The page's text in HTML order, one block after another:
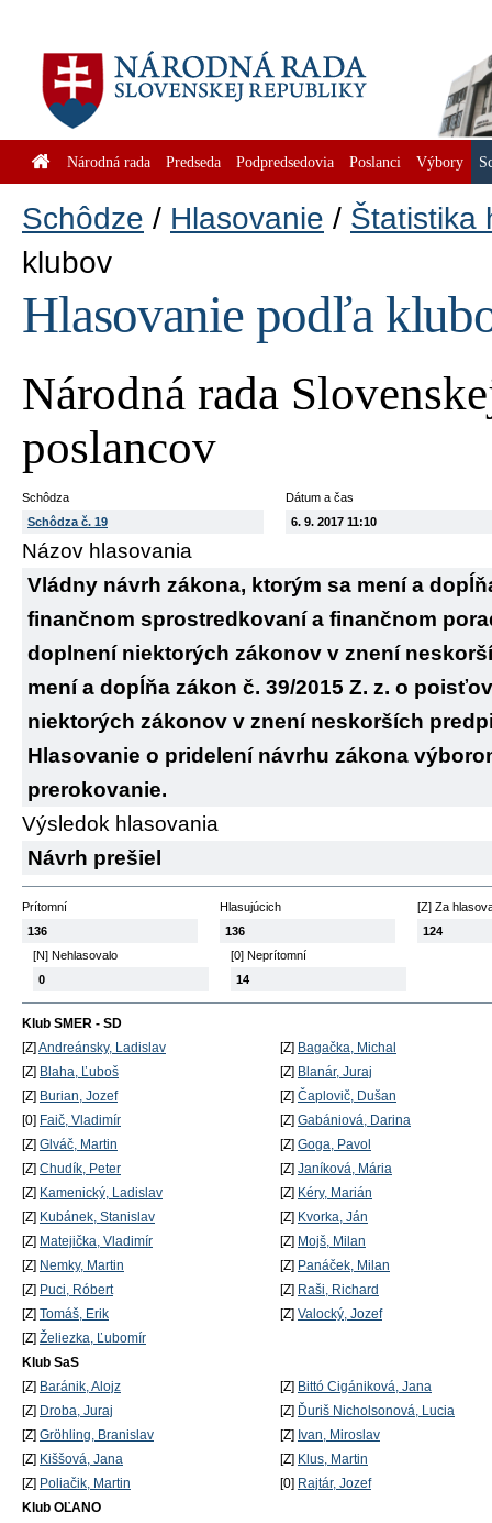
Národná rada Predseda Podpredsedovia Poslanci Výbory
Schôdze Hlasovanie
Štatistika
klubov
Hlasovanie podľa
Národná rada
poslancov
Schôdza
Schôdza č. 19
Dátum a čas
6. 9. 2017 11:10
Názov hlasovania
Vládny návrh zákona, ktorým sa mení a
finančnom sprostredkovaní a finančnom
doplnení niektorých zákonov v znení
mení a dopĺňa zákon č. 39/2015 Z. z. o
niektorých zákonov v znení neskorších
Hlasovanie o pridelení návrhu zákona
prerokovanie.
Výsledok hlasovania
Návrh prešiel
Prítomní
136
Hlasujúcich
136
[Z] Za
124
[N] Nehlasovalo
0
[0] Neprítomní
14
Klub SMER - SD
[Z] Andreánsky, Ladislav [Z] Bagačka, Michal
[Z] Blaha, Ľuboš [Z] Blanár, Juraj
[Z] Burian, Jozef [Z] Čaplovič, Dušan
[0] Faič, Vladimír [Z] Gabániová, Darina
[Z] Glváč, Martin [Z] Goga, Pavol
[Z] Chudík, Peter [Z] Janíková, Mária
[Z] Kamenický, Ladislav [Z] Kéry, Marián
[Z] Kubánek, Stanislav [Z] Kvorka, Ján
[Z] Matejička, Vladimír [Z] Mojš, Milan
[Z] Nemky, Martin [Z] Panáček, Milan
[Z] Puci, Róbert [Z] Raši, Richard
[Z] Tomáš, Erik [Z] Valocký, Jozef
[Z] Želiezka, Ľubomír
Klub SaS
[Z] Baránik, Alojz [Z] Bittó Cigániková, Jana
[Z] Droba, Juraj [Z] Ďuriš Nicholsonová, Lucia
[Z] Gröhling, Branislav [Z] Ivan, Miroslav
[Z] Kiššová, Jana [Z] Klus, Martin
[Z] Poliačik, Martin [0] Rajtár, Jozef
Klub OĽANO